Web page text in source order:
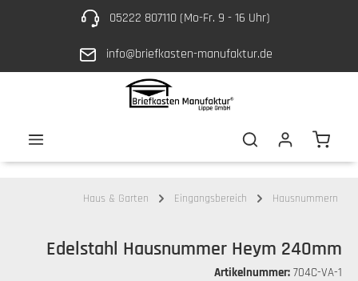
Zum Hauptinhalt springen05222 807110 (Mo-Fr. 9 - 16 Uhr)
info@briefkasten-manufaktur.de
Haus & Garten Eingangsbereich Hausnummern
Edelstahl Hausnummer Heym 240mm
Artikelnummer: 704C-VA-1